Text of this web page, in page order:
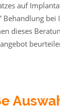
auf
Behandlung
dieses